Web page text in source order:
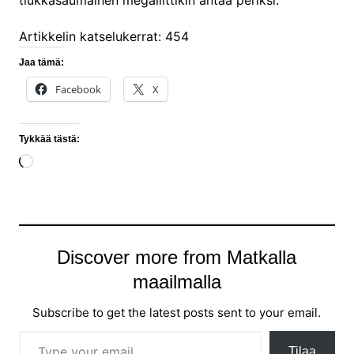
Artikkelin katselukerrat: 454
Jaa tämä:
Facebook X
Tykkää tästä:
Loading…
Discover more from Matkalla
maailmalla
Subscribe to get the latest posts sent to your email.
Tilaa